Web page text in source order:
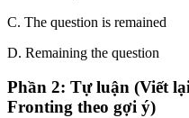
C. The question is remained
D. Remaining the question
Phần 2: Tự luận (Viết
Fronting theo gợi ý)